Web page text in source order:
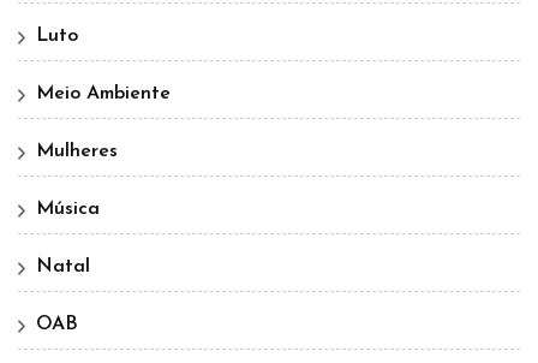
Luto
Meio Ambiente
Mulheres
Música
Natal
OAB